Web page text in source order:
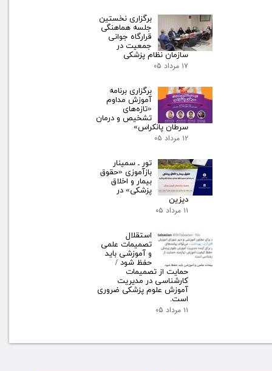
برگزاری نخستین
جلسه هماهنگی
قرارگاه جوانی
جمعیت در
سازمان نظام پزشکی
۱۷ مرداد ۰۵
برگزاری برنامه
آموزش مداوم
«تازه‌های
تشخیص و درمان
سرطان پانکراس»
۱۲ مرداد ۰۵
تور ـ سمینار
بازآموزی «حقوق
بیمار و اخلاق
پزشکی» در
دیزین
۱۱ مرداد ۰۵
استقلال
تصمیمات علمی
و آموزشی باید
حفظ شود /
حمایت از تصمیمات
کارشناسی در مدیریت
آموزش علوم پزشکی ضروری
است.
۱۱ مرداد ۰۵